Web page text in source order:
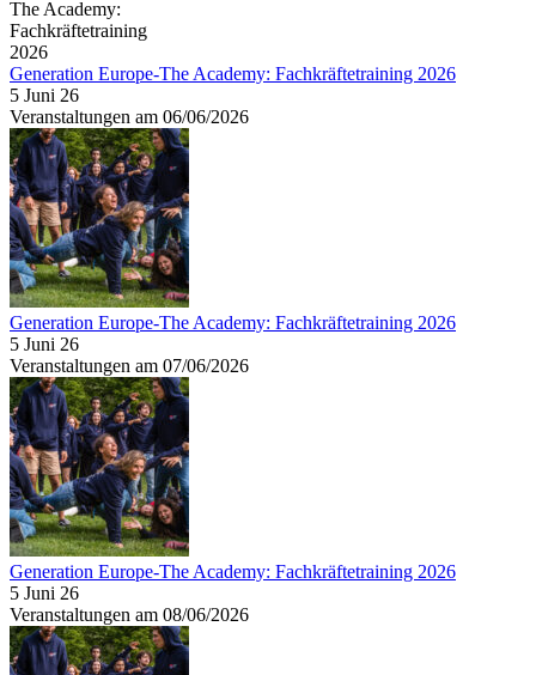
Generation Europe-The Academy: Fachkräftetraining 2026
5 Juni 26
Veranstaltungen am 06/06/2026
Generation Europe-The Academy: Fachkräftetraining 2026
5 Juni 26
Veranstaltungen am 07/06/2026
Generation Europe-The Academy: Fachkräftetraining 2026
5 Juni 26
Veranstaltungen am 08/06/2026